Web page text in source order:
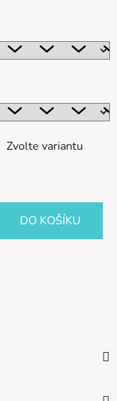
Zvolte variantu
DO KOŠÍKU